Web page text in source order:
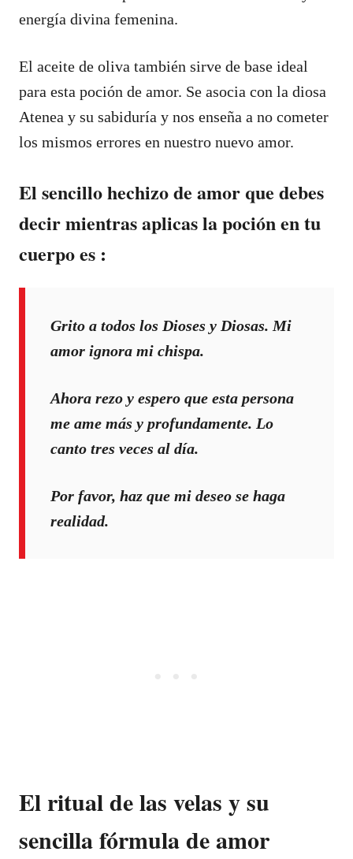
energía divina femenina.
El aceite de oliva también sirve de base ideal
para esta poción de amor. Se asocia con la diosa
Atenea y su sabiduría y nos enseña a no cometer
los mismos errores en nuestro nuevo amor.
El sencillo hechizo de amor que debes
decir mientras aplicas la poción en tu
cuerpo es :
Grito a todos los Dioses y Diosas. Mi
amor ignora mi chispa.
Ahora rezo y espero que esta persona
me ame más y profundamente. Lo
canto tres veces al día.
Por favor, haz que mi deseo se haga
realidad.
El ritual de las velas y su
sencilla fórmula de amor